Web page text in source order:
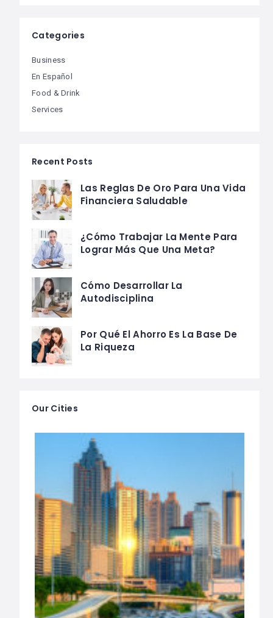
Categories
Business
En Español
Food & Drink
Services
Recent Posts
Las Reglas De Oro Para Una Vida
Financiera Saludable
¿Cómo Trabajar La Mente Para
Lograr Más Que Una Meta?
Cómo Desarrollar La
Autodisciplina
Por Qué El Ahorro Es La Base De
La Riqueza
Our Cities